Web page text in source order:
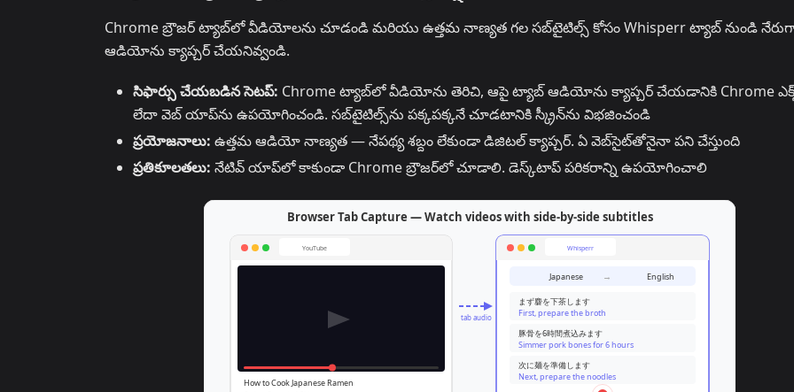
Chrome బ్రౌజర్ ట్యాబ్‌లో వీడియోలను చూడండి మరియు ఉత్తమ నాణ్యత గల సబ్‌టైటిల్స్ కోసం Whisperr ట్యాబ్ నుండి
ఆడియోను క్యాప్చర్ చేయనివ్వండి.
సిఫార్సు చేయబడిన సెటప్: Chrome ట్యాబ్‌లో వీడియోను తెరిచి, ఆపై ట్యాబ్ ఆడియోను క్యాప్చర్ చేయడానికి Chrome
లేదా వెబ్ యాప్‌ను ఉపయోగించండి. సబ్‌టైటిల్స్‌ను పక్కపక్కనే చూడటానికి స్క్రీన్‌ను విభజించండి
ప్రయోజనాలు: ఉత్తమ ఆడియో నాణ్యత — నేపథ్య శబ్దం లేకుండా డిజిటల్ క్యాప్చర్. ఏ వెబ్‌సైట్‌తోనైనా పని చేస్తుంది
ప్రతికూలతలు: నేటివ్ యాప్‌లో కాకుండా Chrome బ్రౌజర్‌లో చూడాలి. డెస్క్‌టాప్ పరికరాన్ని ఉపయోగించాలి